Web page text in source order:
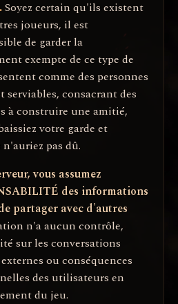
Soyez certain qu'ils existent
joueurs, il est
de garder la
exempte de ce type de
comme des personnes
serviables, consacrant des
à construire une amitié,
votre garde et
pas dû.
vous assumez
des informations
partager avec d'autres
n'a aucun contrôle,
sur les conversations
ou conséquences
des utilisateurs en
du jeu.